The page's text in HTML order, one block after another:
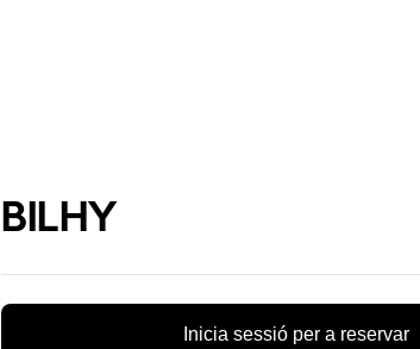
BILHY
Inicia sessió per a reservar